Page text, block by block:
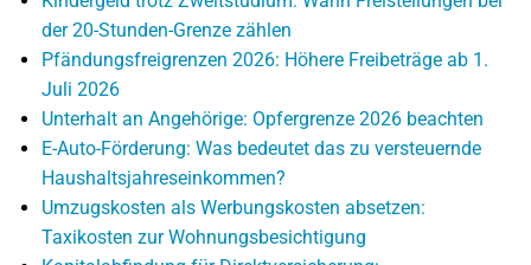
der 20-Stunden-Grenze zählen
Pfändungsfreigrenzen 2026: Höhere Freibeträge ab 1.
Juli 2026
Unterhalt an Angehörige: Opfergrenze 2026 beachten
E-Auto-Förderung: Was bedeutet das zu versteuernde
Haushaltsjahreseinkommen?
Umzugskosten als Werbungskosten absetzen:
Taxikosten zur Wohnungsbesichtigung